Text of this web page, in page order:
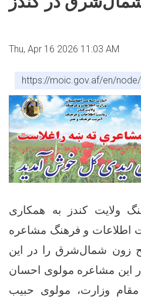
Thu, Apr 16 2026 11:03 AM
https://moic.gov.af/en/
ولایت کندز به همکاری
اطلاعات و فرهنگ مشاعره
زون شمال‌شرق را در این
این مشاعره مولوی احسان
وزارت، مولوی حبیب